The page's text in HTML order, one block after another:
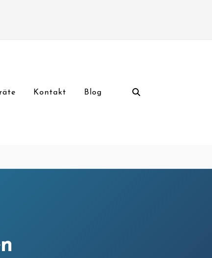
Kontakt Blog